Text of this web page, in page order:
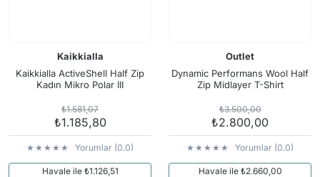
Kaikkialla
Kaikkialla ActiveShell Half Zip
Kadın Mikro Polar III
₺1.581,07
₺1.185,80
Yorumlar (0.0)
Havale ile ₺1.126,51
Outlet
Dynamic Performans Wool Half
Zip Midlayer T-Shirt
₺3.500,00
₺2.800,00
Yorumlar (0.0)
Havale ile ₺2.660,00